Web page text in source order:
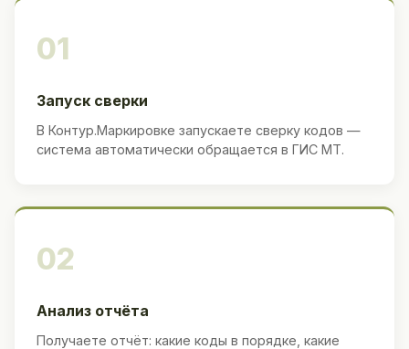
01
Запуск сверки
В Контур.Маркировке запускаете сверку кодов —
система автоматически обращается в ГИС МТ.
02
Анализ отчёта
Получаете отчёт: какие коды в порядке, какие